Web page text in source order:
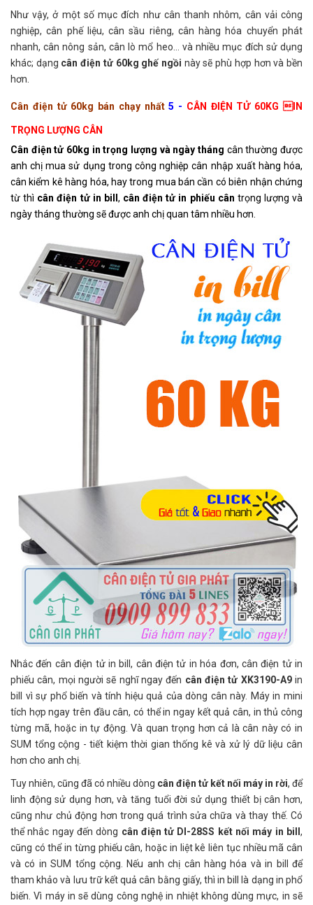
Như vậy, ở một số mục đích như cân thanh nhôm, cân vải công
nghiệp, cân phế liệu, cân sầu riêng, cân hàng hóa chuyển phát
nhanh, cân nông sản, cân lò mổ heo... và nhiều mục đích sử dụng
khác; dạng cân điện tử 60kg ghế ngồi này sẽ phù hợp hơn và bền
hơn.
Cân điện tử 60kg bán chạy nhất5 - CÂN ĐIỆN TỬ 60KG IN
TRỌNG LƯỢNG CÂN
Cân điện tử 60kg in trọng lượng và ngày tháng cân thường được
anh chị mua sử dụng trong công nghiệp cân nhập xuất hàng hóa,
cân kiểm kê hàng hóa, hay trong mua bán cần có biên nhận chứng
từ thì cân điện tử in bill , cân điện tử in phiếu cân trọng lượng và
ngày tháng thường sẽ được anh chị quan tâm nhiều hơn.
Nhắc đến cân điện tử in bill, cân điện tử in hóa đơn, cân điện tử in
phiếu cân, mọi người sẽ nghĩ ngay đến cân điện tử XK3190-A9in
bill vì sự phổ biến và tính hiệu quả của dòng cân này. Máy in mini
tích hợp ngay trên đầu cân, có thể in ngay kết quả cân, in thủ công
từng mã, hoặc in tự động. Và quan trọng hơn cả là cân này có in
SUM tổng cộng - tiết kiệm thời gian thống kê và xử lý dữ liệu cân
hơn cho anh chị.
Tuy nhiên, cũng đã có nhiều dòng cân điện tử kết nối máy in rời, để
linh động sử dụng hơn, và tăng tuổi đời sử dụng thiết bị cân hơn,
cũng như chủ động hơn trong quá trình sửa chữa và thay thế. Có
thể nhắc ngay đến dòng cân điện tử DI-28SS kết nối máy in bill,
cũng có thể in từng phiếu cân, hoặc in liệt kê liên tục nhiều mã cân
và có in SUM tổng cộng. Nếu anh chị cân hàng hóa và in bill để
tham khảo và lưu trữ kết quả cân bằng giấy, thì in bill là dạng in phổ
biến. Vì máy in sẽ dùng công nghệ in nhiệt không dùng mực, in sẽ